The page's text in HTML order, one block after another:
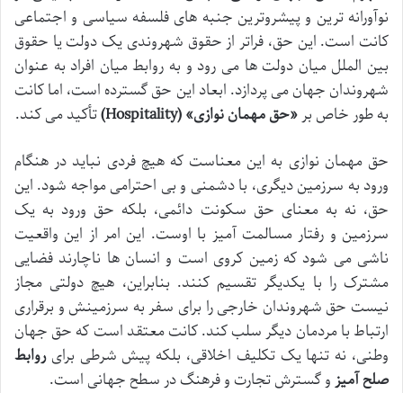
نوآورانه ترین و پیشروترین جنبه های فلسفه سیاسی و اجتماعی
کانت است. این حق، فراتر از حقوق شهروندی یک دولت یا حقوق
بین الملل میان دولت ها می رود و به روابط میان افراد به عنوان
شهروندان جهان می پردازد. ابعاد این حق گسترده است، اما کانت
به طور خاص بر «حق مهمان نوازی» (Hospitality)
تأکید می کند.
حق مهمان نوازی به این معناست که هیچ فردی نباید در هنگام
ورود به سرزمین دیگری، با دشمنی و بی احترامی مواجه شود. این
حق، نه به معنای حق سکونت دائمی، بلکه حق ورود به یک
سرزمین و رفتار مسالمت آمیز با اوست. این امر از این واقعیت
ناشی می شود که زمین کروی است و انسان ها ناچارند فضایی
مشترک را با یکدیگر تقسیم کنند. بنابراین، هیچ دولتی مجاز
نیست حق شهروندان خارجی را برای سفر به سرزمینش و برقراری
ارتباط با مردمان دیگر سلب کند. کانت معتقد است که حق جهان
وطنی، نه تنها یک تکلیف اخلاقی، بلکه پیش شرطی برایروابط
صلح آمیزو گسترش تجارت و فرهنگ در سطح جهانی است.